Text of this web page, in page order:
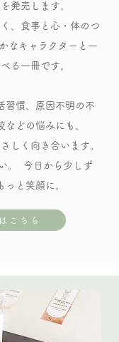
発売します。
、食事と心・体のつ
なキャラクターと一
る一冊です。
習慣、原因不明の不
などの悩みにも、
しく向き合います。
。 今日から少しず
っと笑顔に。
こちら